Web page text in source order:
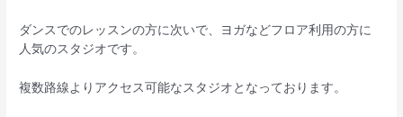
ダンスでのレッスンの方に次いで、ヨガなどフロア利用の方に
人気のスタジオです。
複数路線よりアクセス可能なスタジオとなっております。